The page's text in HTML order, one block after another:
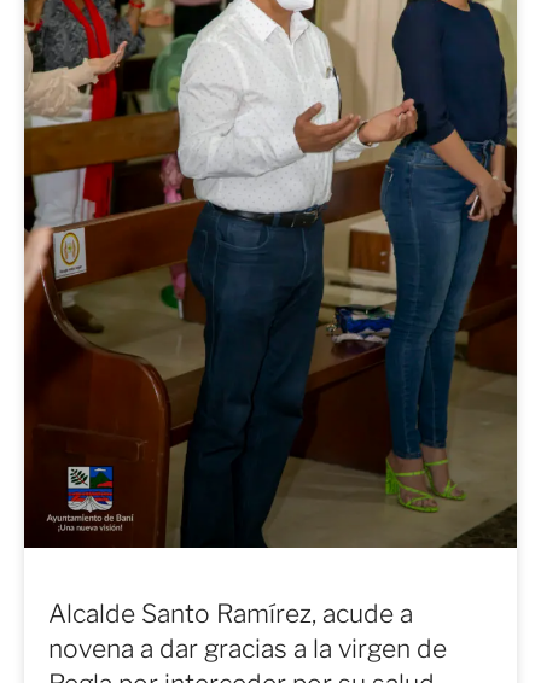
Alcalde Santo Ramírez, acude a
novena a dar gracias a la virgen de